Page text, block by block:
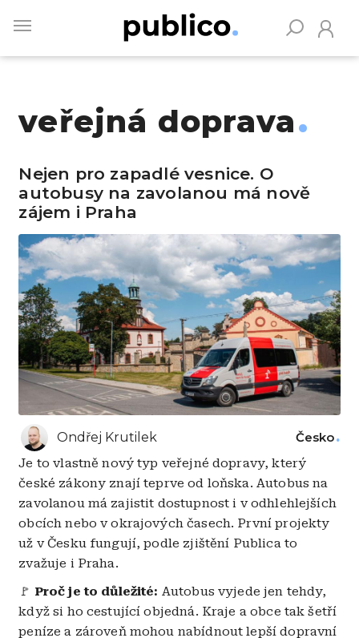
main
veřejná doprava
Nejen pro zapadlé vesnice. O
autobusy na zavolanou má nově
zájem i Praha
Ondřej Krutilek Česko
Je to vlastně nový typ veřejné dopravy, který
české zákony znají teprve od loňska. Autobus na
zavolanou má zajistit dostupnost i v odhlehlejších
obcích nebo v okrajových časech. První projekty
už v Česku fungují, podle zjištění Publica to
zvažuje i Praha.
🚩 Proč je to důležité: Autobus vyjede jen tehdy,
když si ho cestující objedná. Kraje a obce tak šetří
peníze a zároveň mohou nabídnout lepší dopravní
Vyhledávejte na Publiku